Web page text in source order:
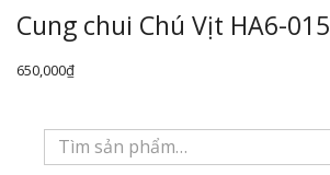
Cung chui Chú Vịt HA6-015
650,000₫